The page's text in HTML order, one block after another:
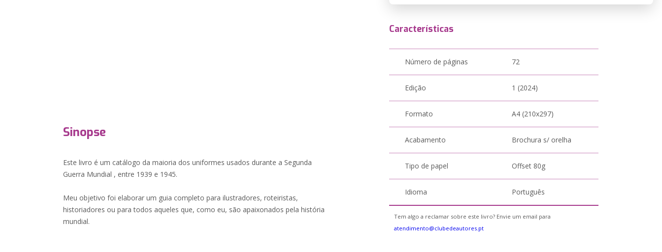
Sinopse
Este livro é um catálogo da maioria dos uniformes usados durante a Segunda
Guerra Mundial , entre 1939 e 1945.
Meu objetivo foi elaborar um guia completo para ilustradores, roteiristas,
historiadores ou para todos aqueles que, como eu, são apaixonados pela história
mundial.
Características
Número de páginas 72
Edição 1 (2024)
Formato A4 (210x297)
Acabamento Brochura s/ orelha
Tipo de papel Offset 80g
Idioma Português
Tem algo a reclamar sobre este livro? Envie um email para
atendimento@clubedeautores.pt